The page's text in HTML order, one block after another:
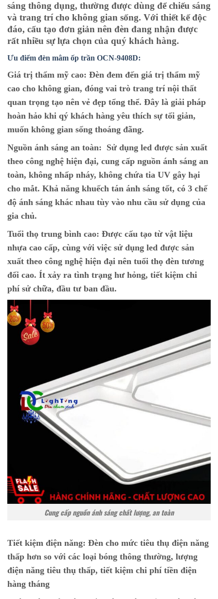
sáng thông dụng, thường được dùng để chiếu sáng
và trang trí cho không gian sống. Với thiết kế độc
đáo, cấu tạo đơn giản nên đèn đang nhận được
rất nhiều sự lựa chọn của quý khách hàng.
Ưu điểm đèn mâm ốp trần OCN-9408D:
Giá trị thẩm mỹ cao: Đèn đem đến giá trị thẩm mỹ
cao cho không gian, đóng vai trò trang trí nội thất
quan trọng tạo nên vẻ đẹp tổng thể. Đây là giải pháp
hoàn hảo khi qý khách hàng yêu thích sự tối giản,
muốn không gian sống thoáng đãng.
Nguồn ánh sáng an toàn: Sử dụng led được sản xuất
theo công nghệ hiện đại, cung cấp nguồn ánh sáng an
toàn, không nhấp nháy, không chứa tia UV gây hại
cho mắt. Khả năng khuếch tán ánh sáng tốt, có 3 chế
độ ánh sáng khác nhau tùy vào nhu cầu sử dụng của
gia chủ.
Tuổi thọ trung bình cao: Được cấu tạo từ vật liệu
nhựa cao cấp, cùng với việc sử dụng led được sản
xuất theo công nghệ hiện đại nên tuổi thọ đèn tương
đối cao. Ít xảy ra tình trạng hư hỏng, tiết kiệm chi
phí sử chữa, đầu tư ban đầu.
Cung cấp nguồn ánh sáng chất lượng, an toàn
Tiết kiệm điện năng: Đèn cho mức tiêu thụ điện năng
thấp hơn so với các loại bóng thông thường, lượng
điện năng tiêu thụ thấp, tiết kiệm chi phí tiền điện
hàng tháng